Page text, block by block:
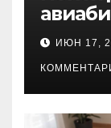
ИЮН 17,